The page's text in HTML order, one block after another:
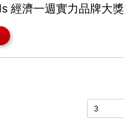
經濟一週實力品牌大獎